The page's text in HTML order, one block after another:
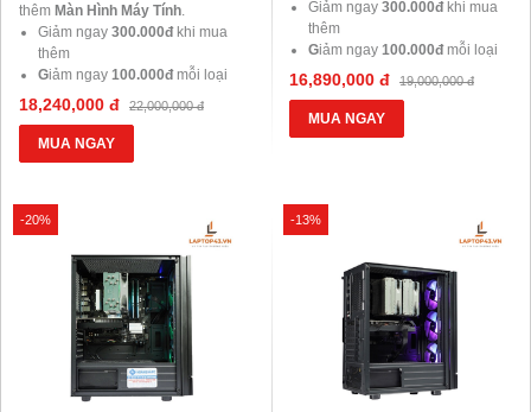
thêm Màn Hình Máy Tính
Giảm ngay 300.000đkhi mua
thêm
Giảm ngay 100.000đmỗi loại
khi mua thêm chuột, phím, tai
nghe.
18,240,000 đ 22,000,000 đ
MUA NGAY
Giảm ngay 300.000đkhi mua
thêm
Giảm ngay 100.000đmỗi loại
khi mua thêm chuột, phím, tai
nghe.
16,890,000 đ 19,000,000 đ
MUA NGAY
-20% -13%